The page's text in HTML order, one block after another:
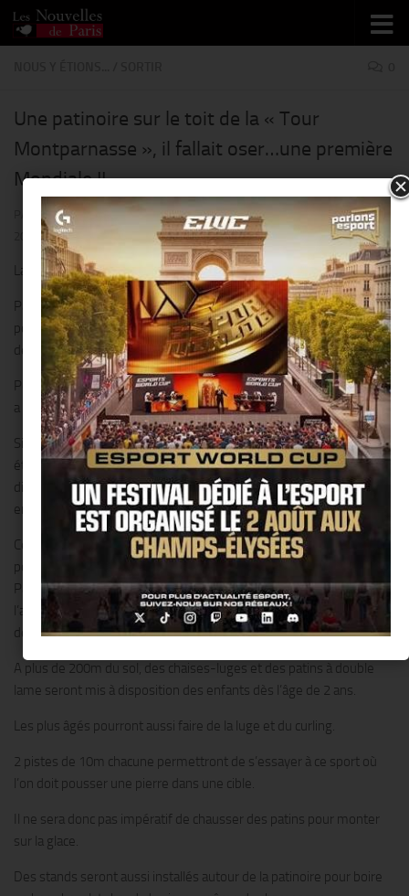
Skip to content
Une patinoire sur le toit de la « Tour
Montparnasse », il fallait oser…une première
Mondiale !!
THIERRY KER · PUBLIÉ15 FÉVRIER 2017· MIS À JOUR
16 FÉVRIER
La « TOUR MONTPARNASSE ON ICE », jusqu’au 05 mars !!
Patiner à plus de 200m d’altitude dans Paris, c’est maintenant
possible, insolite comme expérience à vivre…donc venez profiter
de cette vue imprenable sur toute la Capitale, tout en patinant.
Pour la première fois depuis sa construction, la Tour Montparnasse
a mis en place une patinoire éphémère, unique et écologique.
Située sur la terrasse de l’observatoire panoramique au 59ème
étage du gratte-ciel, un vrai défi technique et technologique nous
dit, Patrick Abisseror, le Directeur qui a répondu au pari d’un
entrepreneur Lillois de monter ce projet exceptionnel !!
Cette dernière est recouverte de 105 plaques de polyéthylène d’un
poids de 27kgs chacune, un revêtement qui ralentit la vitesse des
Patineurs et les sécurise lors des chutes éventuelles, et qui a
l’avantage de pouvoir s’installer en toute saison tout en permettant
de faire des économies d’énergie.
A plus de 200m du sol, des chaises-luges et des patins à double
lame seront mis à disposition des enfants dès l’âge de 2 ans.
Les plus âgés pourront aussi faire de la luge et du curling.
2 pistes de 10m chacune permettront de s’essayer à ce sport où
l’on doit pousser une pierre dans une cible.
Il ne sera donc pas impératif de chausser des patins pour monter
sur la glace.
Des stands seront aussi installés autour de la patinoire pour boire